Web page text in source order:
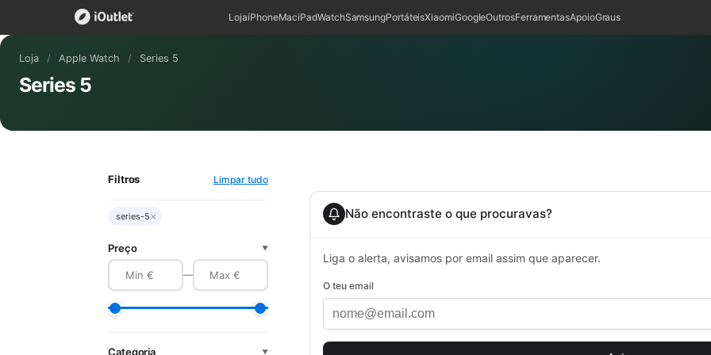
LojaiPhoneMaciPadWatchSamsungPortáteisXiaomiGoogleOutrosFerramentasApoioGraus
Loja / Apple Watch / Series 5
Series 5
Filtros Limpar tudo
series-5×
Categoria ▼
Preço ▼
—
Não encontraste o que procuravas?
Liga o alerta, avisamos por email assim que aparecer.
O teu email